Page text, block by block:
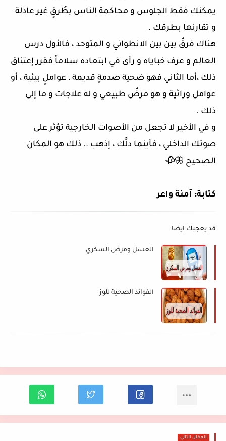
يمكنك فقط الجلوس و محاكمة الناس بطُرقٍ غير عادلة
و تقارنها بطرقك .
هناك فرقٌ بين بين الانطوائي و المتوحد ، فالأول درس
العالم و عرف خباياه و رأى في ابتعاده سلاماً فقرر إعتناق
ذلك ،أما الثاني فهو ضحية صدمةٍ قديمة ، عواملٍ بيئية ، أو
عوامل وراثية و هو مرضٌ طبيعي و له علاجات و ما إلى
ذلك .
و في الأخير لا تجعل من الأصوات الخارجية تؤثر على
صوتك الداخلي ، فأينما دلَّك ، إذهب .. ذلك هو المكان
الصحيح 🦋🥀
كتابة: آمنة واعر
قد يعجبك ايضا
العسل ومرض السكري
الفوائد الصحية للوز
المقال التالي